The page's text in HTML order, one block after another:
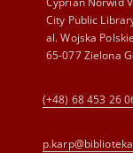
City Public
al. Wojska
65-077 Zielona
(+48) 68 453 26